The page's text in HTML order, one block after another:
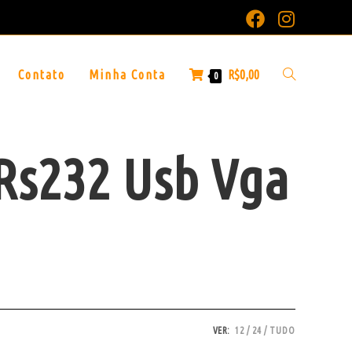
Contato Minha Conta 0 R$0,00
Usb Vga
VER: 12 24 TUDO